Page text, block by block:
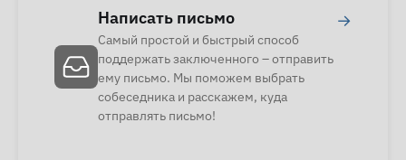
Написать письмо
Самый простой и быстрый способ
поддержать заключенного – отправить
ему письмо. Мы поможем выбрать
собеседника и расскажем, куда
отправлять письмо!
→